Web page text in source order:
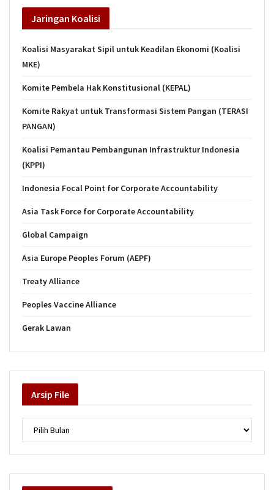
Jaringan Koalisi
Koalisi Masyarakat Sipil untuk Keadilan Ekonomi (Koalisi
MKE)
Komite Pembela Hak Konstitusional (KEPAL)
Komite Rakyat untuk Transformasi Sistem Pangan (TERASI
PANGAN)
Koalisi Pemantau Pembangunan Infrastruktur Indonesia
(KPPI)
Indonesia Focal Point for Corporate Accountability
Asia Task Force for Corporate Accountability
Global Campaign
Asia Europe Peoples Forum (AEPF)
Treaty Alliance
Peoples Vaccine Alliance
Gerak Lawan
Arsip File